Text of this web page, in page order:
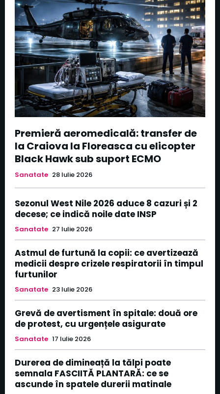
Premieră aeromedicală: transfer de
la Craiova la Floreasca cu elicopter
Black Hawk sub suport ECMO
Sanatate 28 Iulie 2026
Sezonul West Nile 2026 aduce 8 cazuri și 2
decese; ce indică noile date INSP
Sanatate 27 Iulie 2026
Astmul de furtună la copii: ce avertizează
medicii despre crizele respiratorii în timpul
furtunilor
Sanatate 23 Iulie 2026
Grevă de avertisment în spitale: două ore
de protest, cu urgențele asigurate
Sanatate 17 Iulie 2026
Durerea de dimineață la tălpi poate
semnala FASCIITĂ PLANTARĂ: ce se
ascunde în spatele durerii matinale